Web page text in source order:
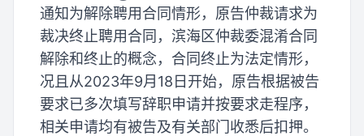
通知为解除聘用合同情形，原告仲裁请求为
裁决终止聘用合同，滨海区仲裁委混淆合同
解除和终止的概念，合同终止为法定情形，
况且从2023年9月18日开始，原告根据被告
要求已多次填写辞职申请并按要求走程序，
相关申请均有被告及有关部门收悉后扣押。